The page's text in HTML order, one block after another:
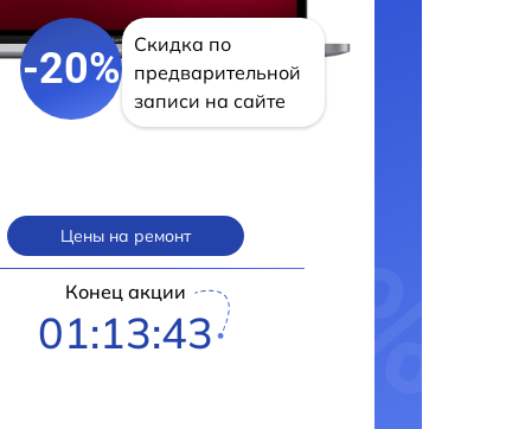
-20%
Скидка по
предварительной
записи на сайте
Цены на ремонт
Конец акции
01:13:42